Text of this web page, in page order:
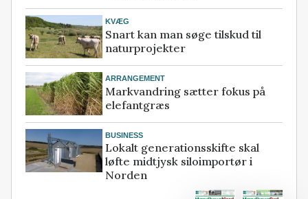
KVÆG
Snart kan man søge tilskud til
naturprojekter
ARRANGEMENT
Markvandring sætter fokus på
elefantgræs
BUSINESS
Lokalt generationsskifte skal
løfte midtjysk siloimportør i
Norden